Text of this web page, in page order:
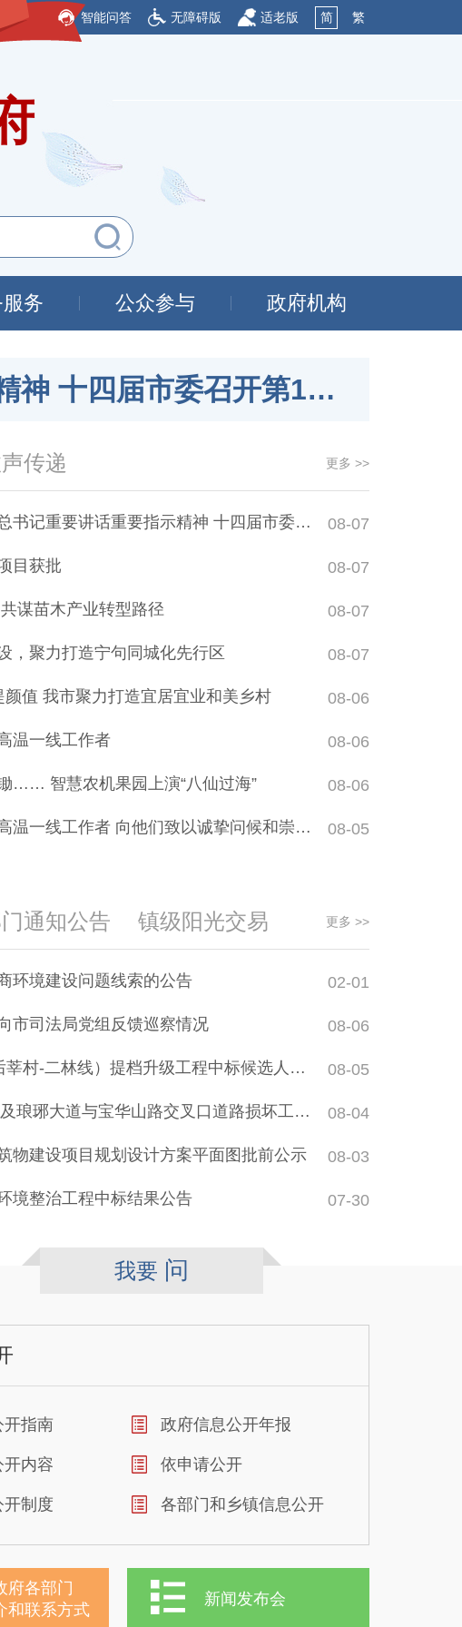
智能问答 无障碍版 适老版 简 繁
务 公众参与 政府机构
传达学习习近平总书记重要讲话重要指示精神 十四届市委召开第1次常委会会议
代使命 ——党代表热议“两个报告” 锚定福地名城
开幕
传递 更多 >>
要讲话重要指示精神 十四届市委召开第1次常委会会议 08-07
目获批 08-07
谋苗木产业转型路径 08-07
，聚力打造宁句同城化先行区 08-07
颜值 我市聚力打造宜居宜业和美乡村 08-06
温一线工作者 08-06
…… 智慧农机果园上演“八仙过海” 08-06
一线工作者 向他们致以诚挚问候和崇高敬意 08-05
通知公告 镇级阳光交易 更多 >>
环境建设问题线索的公告 02-01
市司法局党组反馈巡察情况 08-06
林线）提档升级工程中标候选人公示（二次公告） 08-05
大道与宝华山路交叉口道路损坏工程中标候选人公示 08-04
物建设项目规划设计方案平面图批前公示 08-03
境整治工程中标结果公告 07-30
我要 问
开指南 政府信息公开年报
开内容 依申请公开
开制度 各部门和乡镇信息公开
府各部门
和联系方式
新闻发布会